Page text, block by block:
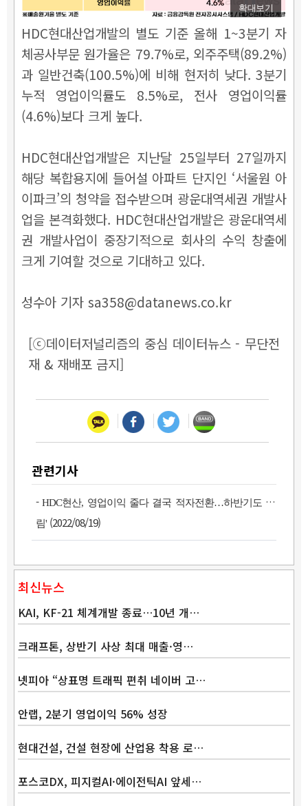
확대보기
HDC현대산업개발의 별도 기준 올해 1~3분기 자
체공사부문 원가율은 79.7%로, 외주주택(89.2%)
과 일반건축(100.5%)에 비해 현저히 낮다. 3분기
누적 영업이익률도 8.5%로, 전사 영업이익률
(4.6%)보다 크게 높다.
HDC현대산업개발은 지난달 25일부터 27일까지
해당 복합용지에 들어설 아파트 단지인 ‘서울원 아
이파크’의 청약을 접수받으며 광운대역세권 개발사
업을 본격화했다. HDC현대산업개발은 광운대역세
권 개발사업이 중장기적으로 회사의 수익 창출에
크게 기여할 것으로 기대하고 있다.
성수아 기자 sa358@datanews.co.kr
[ⓒ데이터저널리즘의 중심 데이터뉴스 - 무단전
재 & 재배포 금지]
관련기사
-HDC현산, 영업이익 줄다 결국 적자전환…하반기도 '흐
림' (2022/08/19)
최신뉴스
KAI, KF-21 체계개발 종료…10년 개…
크래프톤, 상반기 사상 최대 매출·영…
넷피아 “상표명 트래픽 편취 네이버 고…
안랩, 2분기 영업이익 56% 성장
현대건설, 건설 현장에 산업용 착용 로…
포스코DX, 피지컬AI·에이전틱AI 앞세…